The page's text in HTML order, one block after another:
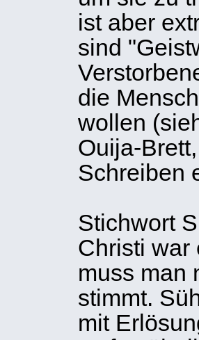
ist aber
sind
die
wollen
Ouija-
Schreiben
Stichwort
Christi war
muss man
stimmt.
mit